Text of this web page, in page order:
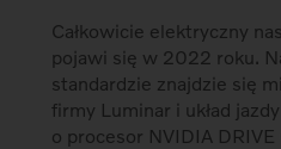
Całkowicie elektryczny
pojawi się w 2022 roku.
standardzie znajdzie się
firmy Luminar i układ
o procesor NVIDIA